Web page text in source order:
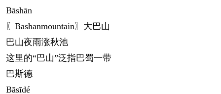
Bāshān
〖Bashanmountain〗大巴山
巴山夜雨涨秋池
这里的“巴山”泛指巴蜀一带
巴斯德
Bāsīdé